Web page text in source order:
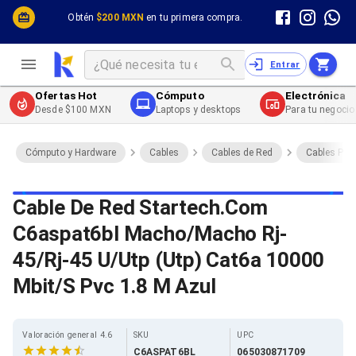
Obtén $200 MXN en tu primera compra.
Cómputo y Hardware
Desktop y Portátiles
Impresión y Consumibles
Celulares y Telefonía
Energía
Entrar
Cómputo y Hardware
Cables
Cables PC
Cables PC USB
Cables PC Serial
Cables PC SATA / eSATA
Cables PC SAS
Cables PC VGA / HD15
Cables de Audio / Video HDMI
Cables de Audio / Video VGA
Cables de Audio / Video RCA
Cables de Audio / Video Toslink
Cables de Audio / Video DVI
Cables de Energía
Cables de Poder (Interno)
Cables de Poder (Externo)
Cables Fibra Óptica
Ofertas Hot
Desde $100 MXN
Cómputo
Laptops y desktops
Electrónica
Para tu
Cómputo y Hardware Cables Cables de Red Cables
Cable De Red Startech.Com
C6aspat6bl Macho/Macho Rj-
45/Rj-45 U/Utp (Utp) Cat6a 10000
Mbit/S Pvc 1.8 M Azul
Valoración general 4.6 SKU
C6ASPAT6BL
UPC
065030871709